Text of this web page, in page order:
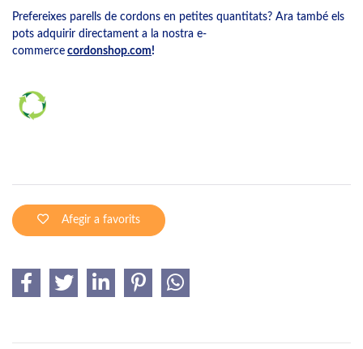
Prefereixes parells de cordons en petites quantitats? Ara també els
pots adquirir directament a la nostra e-
commerce cordonshop.com!
Afegir a favorits